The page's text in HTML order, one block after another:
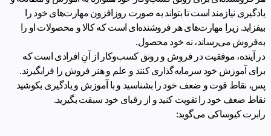
یادگیری نیازمند است تا بتواند به صورت روزافزون مهارت‌های خود را
بیفزاید. زیرا مهارت‌های هر فروشنده‌ای است که کالا و محصولات او را
به‌فروش می‌رساند، نه خود محصول.
در آینده، موفقیت در فروش و رونق کسب‌وکار از آنِ افرادی است که
برای آموزش خود سرمایه‌گذاری کنند و علم و هنر فروش را فرابگیرند.
پس، نقاط قوت و ضعف خود را بشناسید و با آموزش و یادگیری بکوشید
نقاط ضعف خود را تقویت کنید و از رقبای خود سبقت بگیرید.
رابرت کیوساکی می‌گوید: